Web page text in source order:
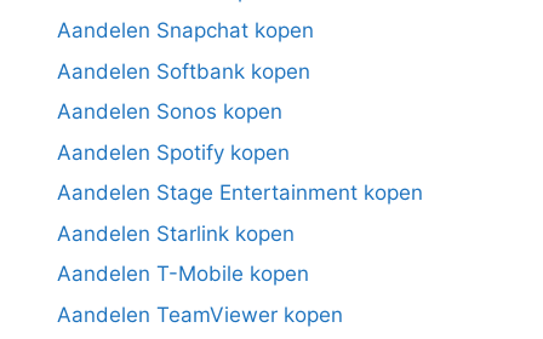
Aandelen Snapchat kopen
Aandelen Softbank kopen
Aandelen Sonos kopen
Aandelen Spotify kopen
Aandelen Stage Entertainment kopen
Aandelen Starlink kopen
Aandelen T-Mobile kopen
Aandelen TeamViewer kopen